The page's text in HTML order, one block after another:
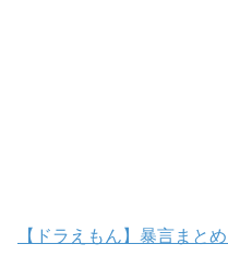
【ドラえもん】暴言まと